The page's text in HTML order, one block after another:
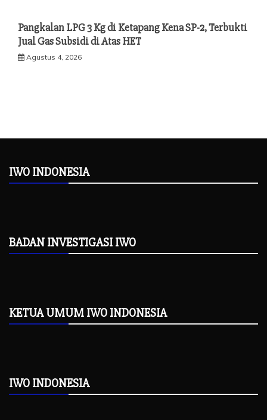
Pangkalan LPG 3 Kg di Ketapang Kena SP-2, Terbukti
Jual Gas Subsidi di Atas HET
Agustus 4, 2026
IWO INDONESIA
BADAN INVESTIGASI IWO
KETUA UMUM IWO INDONESIA
IWO INDONESIA